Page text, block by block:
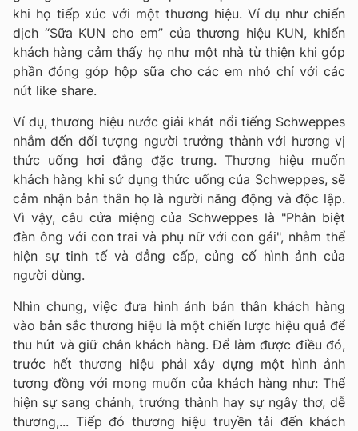
khi họ tiếp xúc với một thương hiệu. Ví dụ như chiến
dịch “Sữa KUN cho em” của thương hiệu KUN, khiến
khách hàng cảm thấy họ như một nhà từ thiện khi góp
phần đóng góp hộp sữa cho các em nhỏ chỉ với các
nút like share.
Ví dụ, thương hiệu nước giải khát nổi tiếng Schweppes
nhắm đến đối tượng người trưởng thành với hương vị
thức uống hơi đắng đặc trưng. Thương hiệu muốn
khách hàng khi sử dụng thức uống của Schweppes, sẽ
cảm nhận bản thân họ là người năng động và độc lập.
Vì vậy, câu cửa miệng của Schweppes là "Phân biệt
đàn ông với con trai và phụ nữ với con gái", nhằm thể
hiện sự tinh tế và đẳng cấp, củng cố hình ảnh của
người dùng.
Nhìn chung, việc đưa hình ảnh bản thân khách hàng
vào bản sắc thương hiệu là một chiến lược hiệu quả để
thu hút và giữ chân khách hàng. Để làm được điều đó,
trước hết thương hiệu phải xây dựng một hình ảnh
tương đồng với mong muốn của khách hàng như: Thể
hiện sự sang chảnh, trưởng thành hay sự ngây thơ, dễ
thương,... Tiếp đó thương hiệu truyền tải đến khách